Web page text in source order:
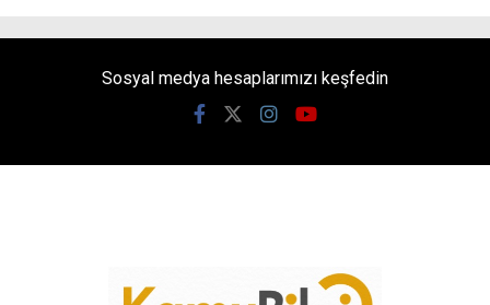
Sosyal medya hesaplarımızı keşfedin